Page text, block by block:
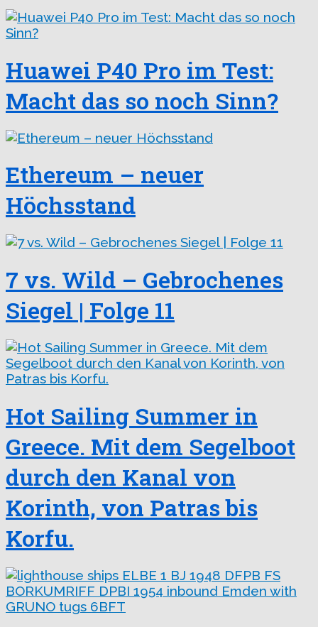
Huawei P40 Pro im Test:
Macht das so noch Sinn?
Ethereum – neuer
Höchsstand
7 vs. Wild – Gebrochenes
Siegel | Folge 11
Hot Sailing Summer in
Greece. Mit dem Segelboot
durch den Kanal von
Korinth, von Patras bis
Korfu.